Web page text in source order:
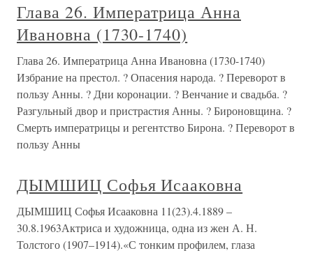
Глава 26. Императрица Анна
Ивановна (1730-1740)
Глава 26. Императрица Анна Ивановна (1730-1740)
Избрание на престол. ? Опасения народа. ? Переворот в
пользу Анны. ? Дни коронации. ? Венчание и свадьба. ?
Разгульный двор и пристрастия Анны. ? Бироновщина. ?
Смерть императрицы и регентство Бирона. ? Переворот в
пользу Анны
ДЫМШИЦ Софья Исааковна
ДЫМШИЦ Софья Исааковна 11(23).4.1889 –
30.8.1963Актриса и художница, одна из жен А. Н.
Толстого (1907–1914).«С тонким профилем, глаза